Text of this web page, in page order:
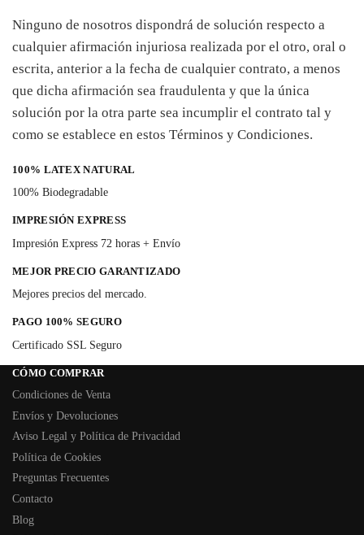
Ninguno de nosotros dispondrá de solución respecto a
cualquier afirmación injuriosa realizada por el otro, oral o
escrita, anterior a la fecha de cualquier contrato, a menos
que dicha afirmación sea fraudulenta y que la única
solución por la otra parte sea incumplir el contrato tal y
como se establece en estos Términos y Condiciones.
100% LATEX NATURAL
100% Biodegradable
IMPRESIÓN EXPRESS
Impresión Express 72 horas + Envío
MEJOR PRECIO GARANTIZADO
Mejores precios del mercado.
PAGO 100% SEGURO
Certificado SSL Seguro
CÓMO COMPRAR
Condiciones de Venta
Envíos y Devoluciones
Aviso Legal y Política de Privacidad
Política de Cookies
Preguntas Frecuentes
Contacto
Blog